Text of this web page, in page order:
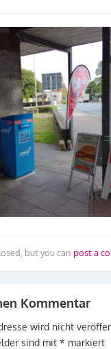
but you can post a
Kommentar
wird nicht
sind mit * markiert